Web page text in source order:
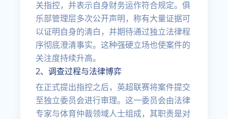
关指控，并表示自身财务运作符合规定。俱
乐部管理层多次公开声明，称有大量证据可
以证明自身的清白，并期待通过独立法律程
序彻底澄清事实。这种强硬立场也使案件的
关注度持续升高。
2、调查过程与法律博弈
在正式提出指控之后，英超联赛将案件提交
至独立委员会进行审理。这一委员会由法律
专家与体育仲裁领域人士组成，其职责是对